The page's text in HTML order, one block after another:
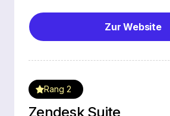
Zur Website
Zendesk Suite
Rang 2